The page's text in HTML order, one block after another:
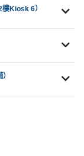
Kiosk 6）